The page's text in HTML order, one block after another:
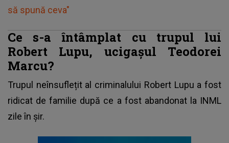
să spună ceva"
Ce s-a întâmplat cu trupul lui
Robert Lupu, ucigașul Teodorei
Marcu?
Trupul neînsuflețit al criminalului Robert Lupu a fost
ridicat de familie după ce a fost abandonat la INML
zile în șir.